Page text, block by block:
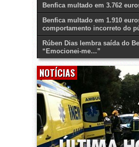
Benfica multado em 3.762
Benfica multado em 1.910
comportamento incorreto do
Rúben Dias lembra saída do
“Emocionei-me…”
NOTÍCIAS